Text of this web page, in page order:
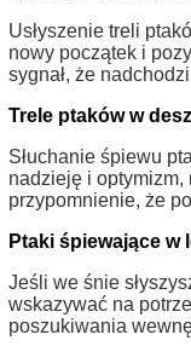
Usłyszenie treli
nowy początek i
sygnał, że
Trele ptaków w
Słuchanie śpiewu
nadzieję i optymizm,
przypomnienie, że
Ptaki śpiewające w
Jeśli we śnie
wskazywać na
poszukiwania